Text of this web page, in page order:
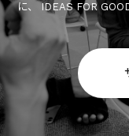
に、 IDEAS FOR